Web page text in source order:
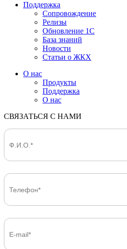
Поддержка
Сопровождение
Релизы
Обновление 1С
База знаний
Новости
Статьи о ЖКХ
О нас
Продукты
Поддержка
О нас
СВЯЗАТЬСЯ С НАМИ